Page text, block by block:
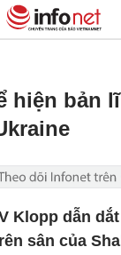
hiện bản
Klopp dẫn
sân của